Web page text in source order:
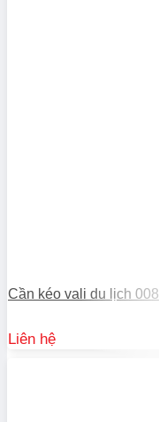
Cần kéo vali du lịch 008
Liên hệ